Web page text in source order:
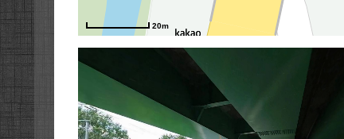
20m
성왕로